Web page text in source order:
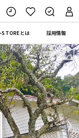
STOREとは 採用情報
〉
間取り